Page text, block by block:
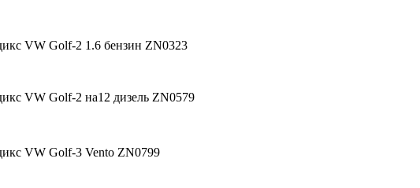
VW Golf-2 1.6 бензин ZN0323
VW Golf-2 на12 дизель ZN0579
VW Golf-3 Vento ZN0799